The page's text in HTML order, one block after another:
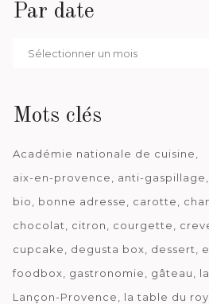
Par date
Par
Mots clés
Académie nationale de cuisine
aix-en-provence
anti-gaspillage
bio
bonne adresse carotte
chocolat
citron courgette
cupcake
degusta box dessert
foodbox
gastronomie gâteau
Lançon-Provence
la table du roy